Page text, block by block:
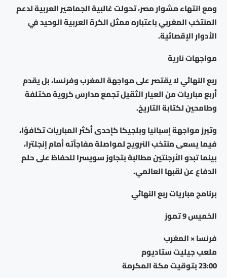
ومع انتهاء مشوار مصر، تحولت غالبية الجماهير العربية لدعم
المنتخب المغربي باعتباره ممثل الكرة العربية الوحيد في
الأدوار الإقصائية.
مواجهات نارية
ربع النهائي لا يقتصر على مواجهة المغرب وفرنسا، بل يقدم
أربع مباريات من العيار الثقيل تجمع مدارس كروية مختلفة
وطامحين لكتابة التاريخ.
وتبرز مواجهة إسبانيا وبلجيكا كإحدى أكثر المباريات تكافؤا،
فيما يسعى منتخب النرويج لمواصلة مفاجآته أمام إنجلترا،
بينما تبدو الأرجنتين مطالبة بتجاوز سويسرا للحفاظ على حلم
الدفاع عن لقبها العالمي.
برنامج مباريات ربع النهائي
الخميس 9 تموز
فرنسا × المغرب
ملعب جيليت ستاديوم
23:00 بتوقيت مكة المكرمة